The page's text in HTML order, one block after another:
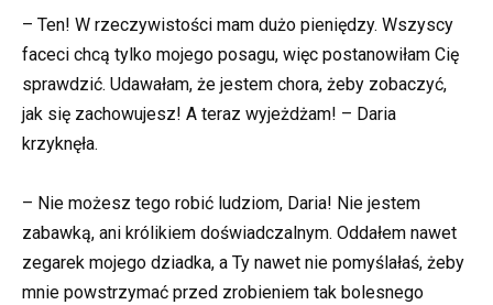
– Ten! W rzeczywistości mam dużo pieniędzy. Wszyscy
faceci chcą tylko mojego posagu, więc postanowiłam Cię
sprawdzić. Udawałam, że jestem chora, żeby zobaczyć,
jak się zachowujesz! A teraz wyjeżdżam! – Daria
krzyknęła.
– Nie możesz tego robić ludziom, Daria! Nie jestem
zabawką, ani królikiem doświadczalnym. Oddałem nawet
zegarek mojego dziadka, a Ty nawet nie pomyślałaś, żeby
mnie powstrzymać przed zrobieniem tak bolesnego